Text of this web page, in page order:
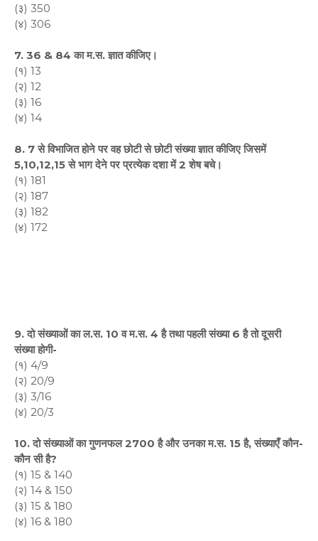
(३) 350
(४) 306
7. 36 & 84 का म.स. ज्ञात कीजिए।
(१) 13
(२) 12
(३) 16
(४) 14
8. 7 से विभाजित होने पर वह छोटी से छोटी संख्या ज्ञात कीजिए जिसमें
5,10,12,15 से भाग देने पर प्रत्येक दशा में 2 शेष बचे।
(१) 181
(२) 187
(३) 182
(४) 172
9. दो संख्याओं का ल.स. 10 व म.स. 4 है तथा पहली संख्या 6 है तो दूसरी
संख्या होगी-
(१) 4/9
(२) 20/9
(३) 3/16
(४) 20/3
10. दो संख्याओं का गुणनफल 2700 है और उनका म.स. 15 है, संख्याएँ कौन-
कौन सी है?
(१) 15 & 140
(२) 14 & 150
(३) 15 & 180
(४) 16 & 180